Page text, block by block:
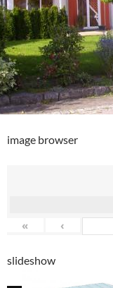
image browser
« ‹
slideshow